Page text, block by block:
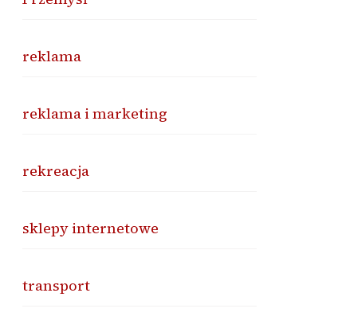
reklama
reklama i marketing
rekreacja
sklepy internetowe
transport